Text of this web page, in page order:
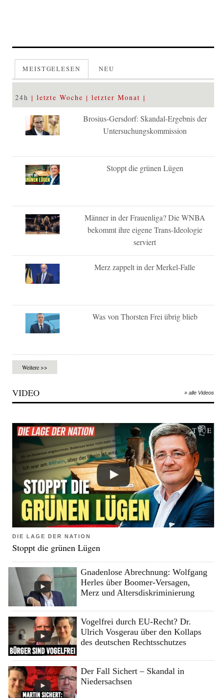
MEISTGELESEN NEU
24h letzte Woche letzter Monat
Brosius-Gersdorf: Skandal-Ergebnis der
Untersuchungskommission
Stoppt die grünen Lügen
Männer in der Frauenliga? Die WNBA
bekommt ihre eigene Trans-Ideologie
serviert
Merz zappelt in der Merkel-Falle
Was von Thorsten Frei übrig blieb
Weitere >>
VIDEO » alle Videos
DIE LAGE DER NATION
Stoppt die grünen Lügen
Gnadenlose Abrechnung: Wolfgang
Herles über Boomer-Versagen,
Merz und Altersdiskriminierung
Vogelfrei durch EU-Recht? Dr.
Ulrich Vosgerau über den Kollaps
des deutschen Rechtsschutzes
Der Fall Sichert – Skandal in
Niedersachsen